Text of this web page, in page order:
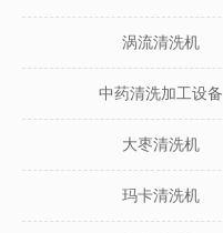
涡流清洗机
中药清洗加工设备
大枣清洗机
玛卡清洗机